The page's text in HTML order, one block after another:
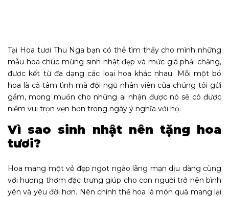
Tại Hoa tươi Thu Nga bạn có thể tìm thấy cho mình những
mẫu hoa chúc mừng sinh nhật đẹp và mức giá phải chăng,
được kết từ đa dạng các loại hoa khác nhau. Mỗi một bó
hoa là cả tâm tình mà đội ngũ nhân viên của chúng tôi gửi
gắm, mong muốn cho những ai nhận được nó sẽ có được
niềm vui trọn vẹn hơn trong ngày ý nghĩa với họ.
Vì sao sinh nhật nên tặng hoa
tươi?
Hoa mang một vẻ đẹp ngọt ngào lãng mạn dịu dàng cùng
với hương thơm đặc trưng giúp cho con người trở nên bình
yên và yêu đời hơn. Nên chính thế hoa là món quà mang lại